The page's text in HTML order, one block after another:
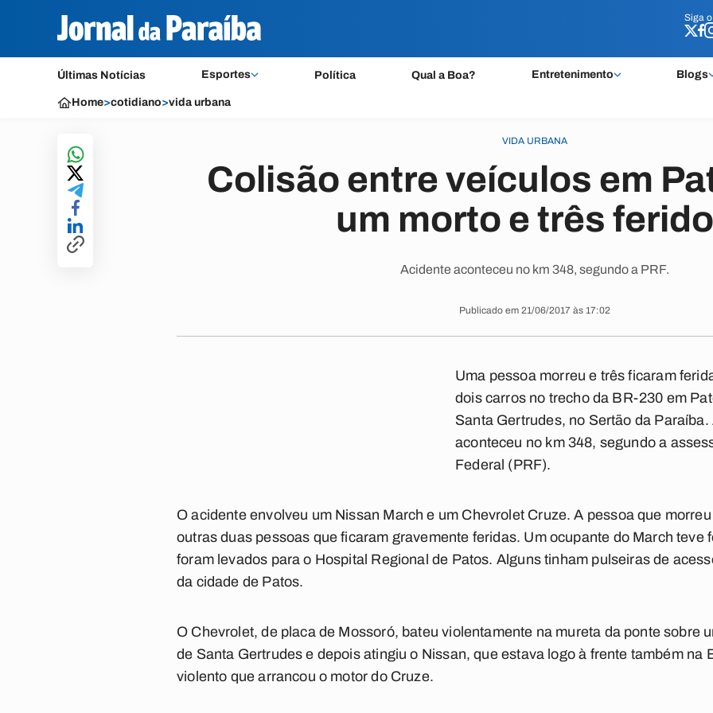
Siga o
Últimas Notícias Esportes Política Qual a Boa? Entretenimento Blogs
Siga o
Home>cotidiano>vida urbana
VIDA URBANA
Colisão entre veículos em
um morto e três
Acidente aconteceu no km 348, segundo a PRF.
Publicado em 21/06/2017 às 17:02
Uma pessoa morreu e três ficaram
dois carros no trecho da BR-230 em
Santa Gertrudes, no Sertão da
aconteceu no km 348, segundo a
Federal (PRF).
O acidente envolveu um Nissan March e um Chevrolet Cruze. A pessoa que
outras duas pessoas que ficaram gravemente feridas. Um ocupante do March teve
foram levados para o Hospital Regional de Patos. Alguns tinham pulseiras de
da cidade de Patos.
O Chevrolet, de placa de Mossoró, bateu violentamente na mureta da ponte sobre
de Santa Gertrudes e depois atingiu o Nissan, que estava logo à frente também na
violento que arrancou o motor do Cruze.